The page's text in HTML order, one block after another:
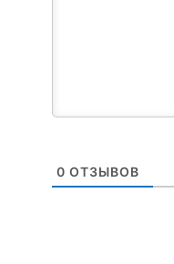
0 ОТЗЫВОВ